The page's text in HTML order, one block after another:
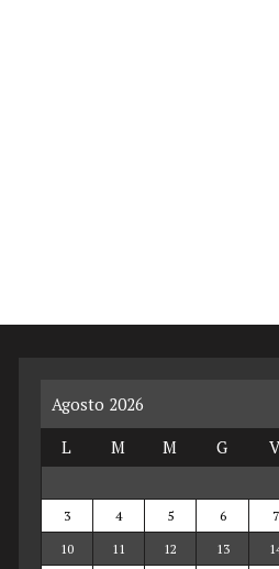
Agosto 2026
L
M M G
3
4 5 6 7
10
11 12 13